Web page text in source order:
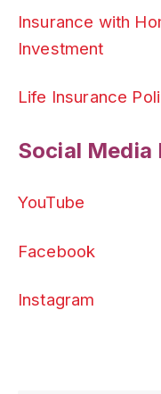
Insurance with
Investment
Life Insurance
Social Media
YouTube
Facebook
Instagram